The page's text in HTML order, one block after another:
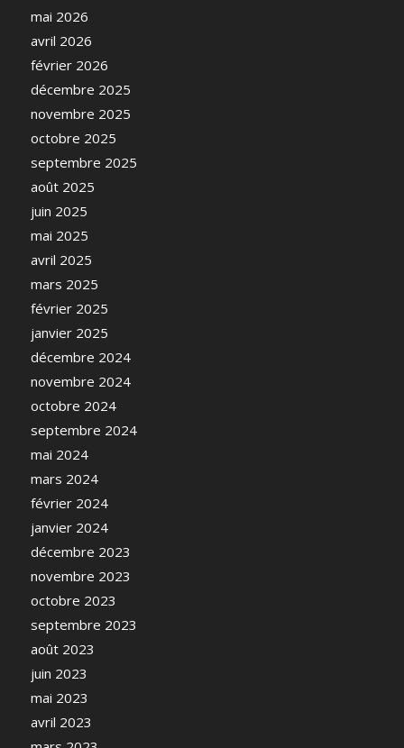
mai 2026
avril 2026
février 2026
décembre 2025
novembre 2025
octobre 2025
septembre 2025
août 2025
juin 2025
mai 2025
avril 2025
mars 2025
février 2025
janvier 2025
décembre 2024
novembre 2024
octobre 2024
septembre 2024
mai 2024
mars 2024
février 2024
janvier 2024
décembre 2023
novembre 2023
octobre 2023
septembre 2023
août 2023
juin 2023
mai 2023
avril 2023